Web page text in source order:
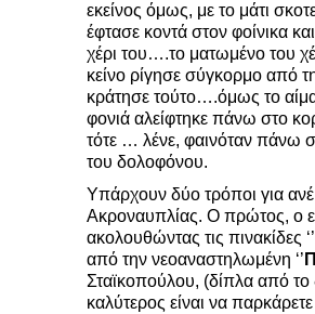
εκείνος όμως, με το μάτι
έφτασε κοντά στον φοίνικα
χέρι του….το ματωμένο του
κείνο ρίγησε σύγκορμο από
κράτησε τούτο….όμως το
φονιά αλείφτηκε πάνω στο
τότε … λένε, φαινόταν πάνω
του δολοφόνου.
Υπάρχουν δύο τρόποι για
Ακροναυπλίας. Ο πρώτος, ο
ακολουθώντας τις πινακίδες
από την νεοαναστηλωμένη ‘’
Σταϊκοπούλου, (δίπλα από το
καλύτερος είναι να